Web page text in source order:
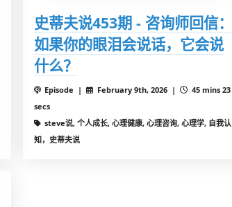
史蒂夫说453期 - 咨询师回信：
如果你的眼泪会说话，它会说
什么？
Episode | February 9th, 2026 |
45 mins 23
secs
steve说, 个人成长, 心理健康, 心理咨询, 心理学, 自我认
知，史蒂夫说